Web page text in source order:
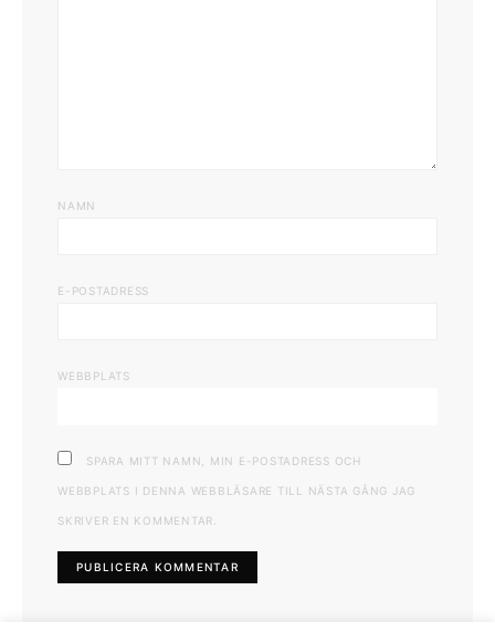
NAMN
E-POSTADRESS
WEBBPLATS
SPARA MITT NAMN, MIN E-POSTADRESS OCH
WEBBPLATS I DENNA WEBBLÄSARE TILL NÄSTA GÅNG JAG
SKRIVER EN KOMMENTAR.